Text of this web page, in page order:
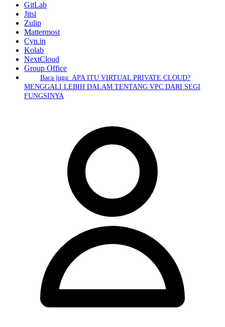
GitLab
Jitsi
Zulip
Mattermost
Cyn.in
Kolab
NextCloud
Group Office
Baca juga: APA ITU VIRTUAL PRIVATE CLOUD?
MENGGALI LEBIH DALAM TENTANG VPC DARI SEGI
FUNGSINYA